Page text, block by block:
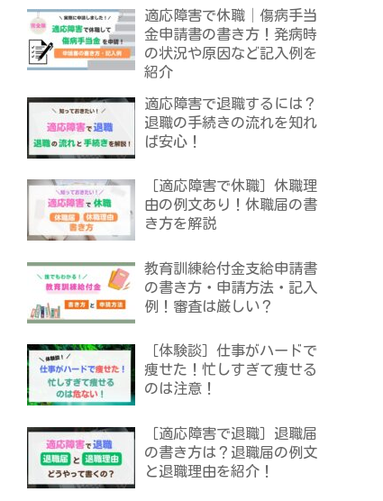
適応障害で休職│傷病手当
金申請書の書き方！発病時
の状況や原因など記入例を
紹介
適応障害で退職するには？
退職の手続きの流れを知れ
ば安心！
［適応障害で休職］休職理
由の例文あり！休職届の書
き方を解説
教育訓練給付金支給申請書
の書き方・申請方法・記入
例！審査は厳しい？
［体験談］仕事がハードで
痩せた！忙しすぎて痩せる
のは注意！
［適応障害で退職］退職届
の書き方は？退職届の例文
と退職理由を紹介！